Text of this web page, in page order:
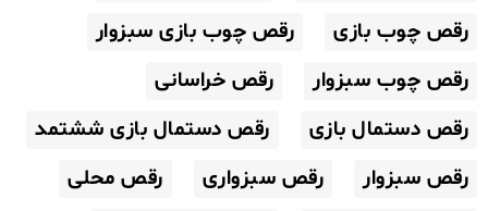
رقص چوب بازی
رقص چوب بازی سبزوار
رقص چوب سبزوار
رقص خراسانی
رقص دستمال بازی
رقص دستمال بازی ششتمد
رقص سبزوار
رقص سبزواری
رقص محلی